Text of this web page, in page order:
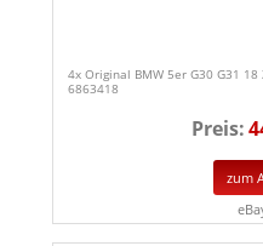
4x Original BMW 5er G30 G31
6863418
Preis:
zum